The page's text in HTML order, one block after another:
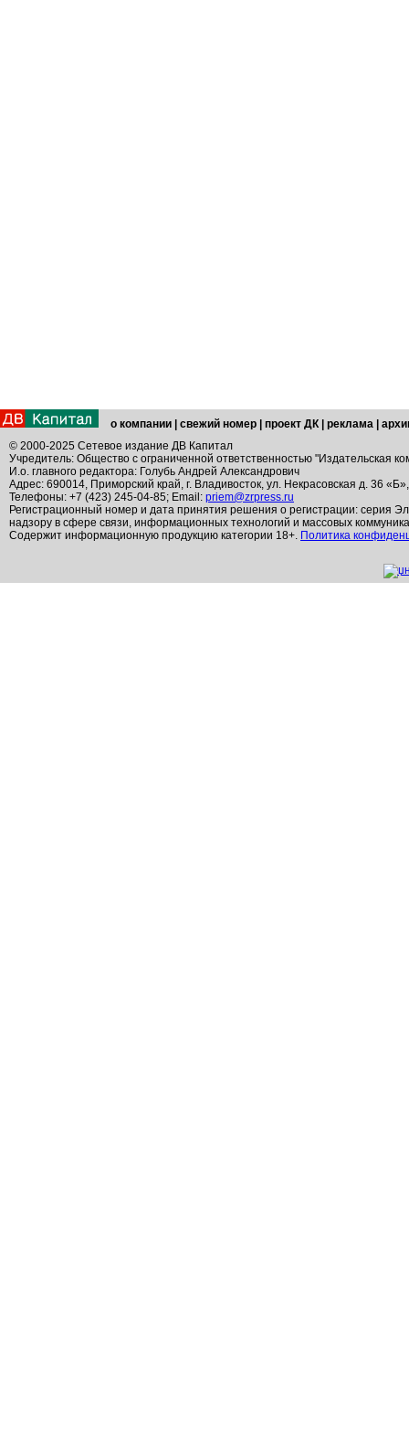
о компании свежий номер проект ДК реклама
© 2000-2025 Сетевое издание ДВ Капитал
Учредитель: Общество с ограниченной ответственностью "Издательская
И.о. главного редактора: Голубь Андрей Александрович
Адрес: 690014, Приморский край, г. Владивосток, ул. Некрасовская д. 36
Телефоны: +7 (423) 245-04-85; Email: priem@zrpress.ru
Регистрационный номер и дата принятия решения о регистрации: серия
надзору в сфере связи, информационных технологий и массовых
Содержит информационную продукцию категории 18+. Политика